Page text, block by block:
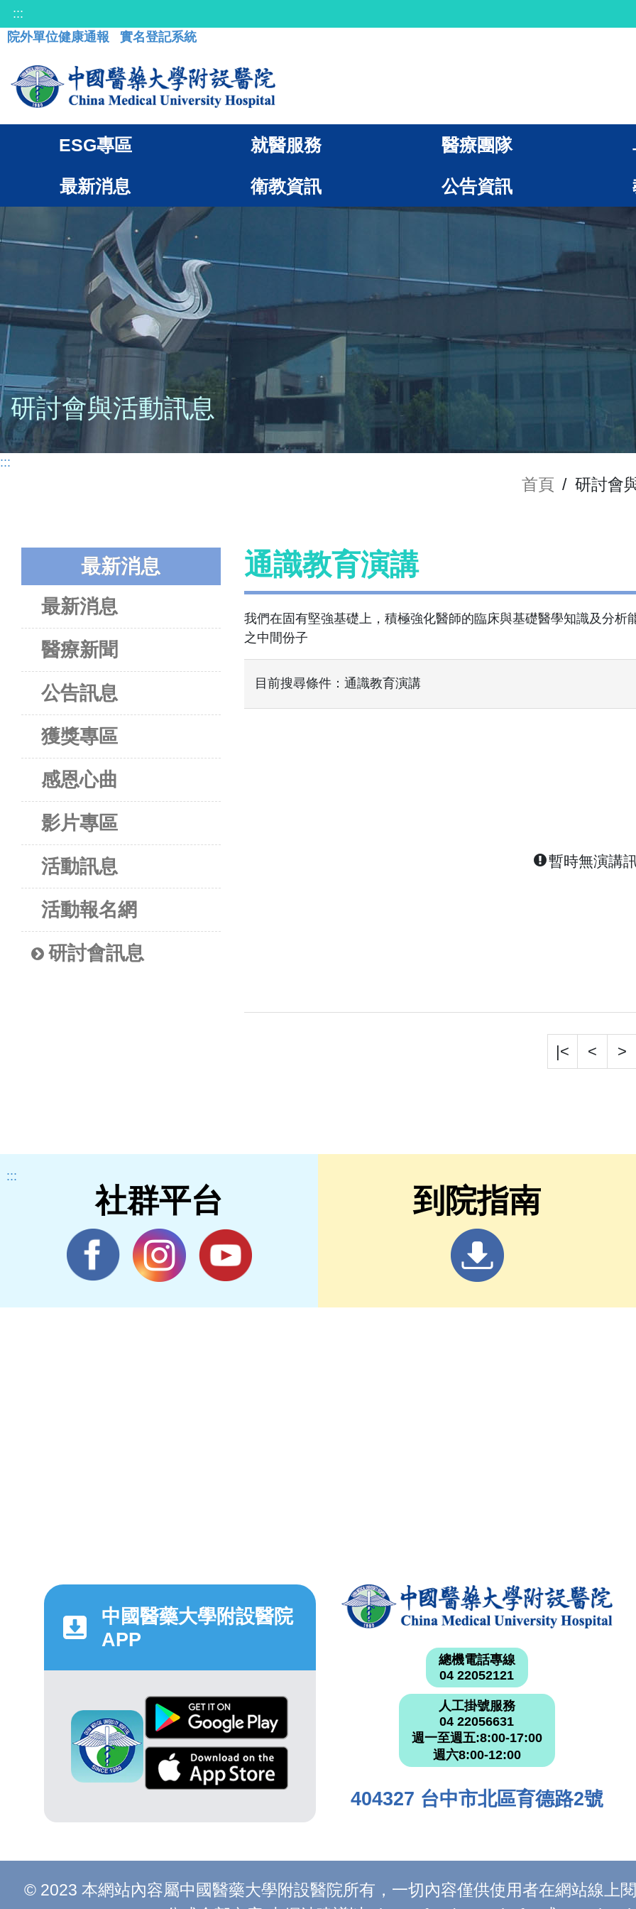
:::
院外單位健康通報
實名登記系統
ESG專區 就醫服務 醫療團隊
最新消息 衛教資訊 公告資訊
研討會與活動訊息
:::
首頁 / 研討會
最新消息
最新消息
醫療新聞
公告訊息
獲獎專區
感恩心曲
影片專區
活動訊息
活動報名網
研討會訊息
通識教育演講
我們在固有堅強基礎上，積極強化醫師的臨床與基礎醫學知識及分
之中間份子
目前搜尋條件：通識教育演講
暫時無演講
|< < >
:::
社群平台 到院指南
中國醫藥大學附設醫院
APP
總機電話專線
04 22052121
人工掛號服務
04 22056631
週一至週五:8:00-17:00
週六8:00-12:00
404327 台中市北區育德路2號
© 2023 本網站內容屬中國醫藥大學附設醫院所有，一切內容僅供使用者在網站線上